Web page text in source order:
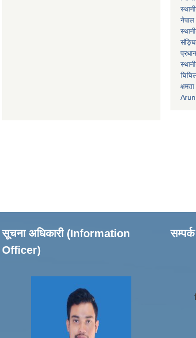
नेपाल
सूचना अधिकारी (Information
Officer)